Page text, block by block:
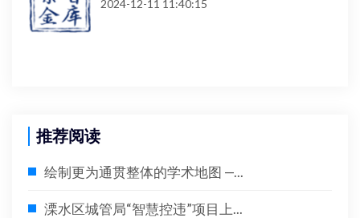
2024-12-11 11:40:15
推荐阅读
绘制更为通贯整体的学术地图 —...
溧水区城管局“智慧控违”项目上...